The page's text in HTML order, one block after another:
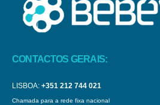
CONTACTOS GERAIS:
LISBOA: +351 212 744 021
Chamada para a rede fixa nacional